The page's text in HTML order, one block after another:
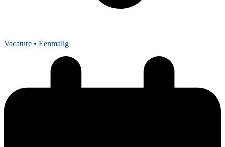
Vacature • Eenmalig